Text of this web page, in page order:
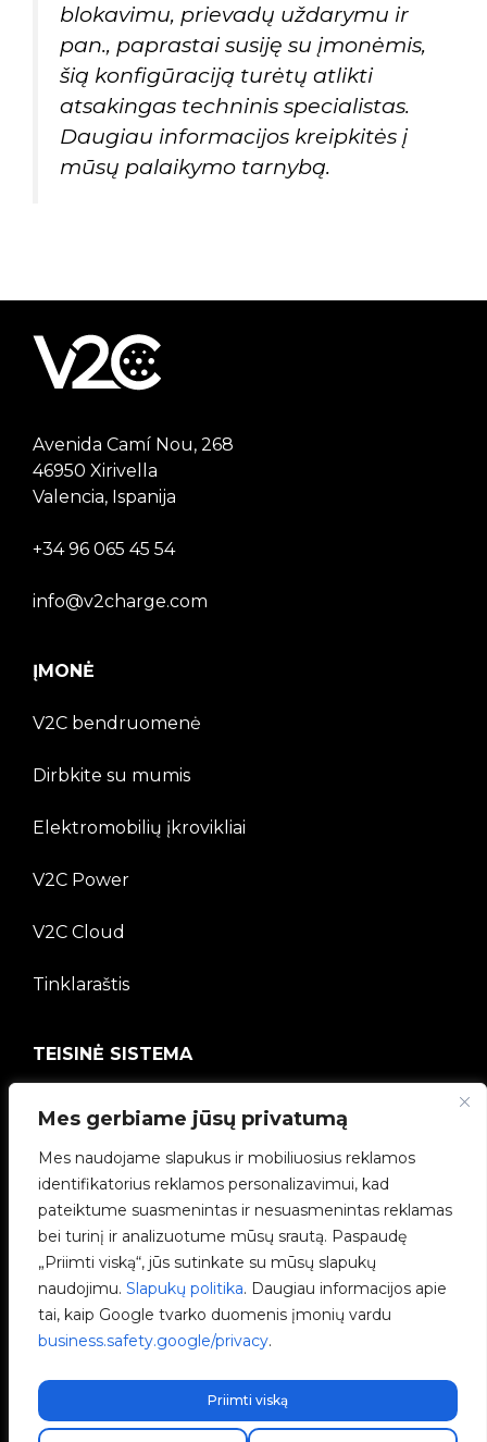
Mes gerbiame jūsų privatumą
Mes naudojame slapukus ir mobiliuosius reklamos
identifikatorius reklamos personalizavimui, kad
pateiktume suasmenintas ir nesuasmenintas reklamas
bei turinį ir analizuotume mūsų srautą. Paspaudę
„Priimti viską“, jūs sutinkate su mūsų slapukų
naudojimu. Slapukų politika. Daugiau informacijos apie
tai, kaip Google tvarko duomenis įmonių vardu
business.safety.google/privacy.
Priimti viską
blokavimu, prievadų uždarymu ir
pan., paprastai susiję su įmonėmis,
šią konfigūraciją turėtų atlikti
atsakingas techninis specialistas.
Daugiau informacijos kreipkitės į
mūsų palaikymo tarnybą.
Avenida Camí Nou, 268
46950 Xirivella
Valencia, Ispanija
+34 96 065 45 54
info@v2charge.com
ĮMONĖ
V2C bendruomenė
Dirbkite su mumis
Elektromobilių įkrovikliai
V2C Power
V2C Cloud
Tinklaraštis
TEISINĖ SISTEMA
Privatumo politika
Teisinė informacija
Slapukų politika
Etikos kanalas
Kokybės politika